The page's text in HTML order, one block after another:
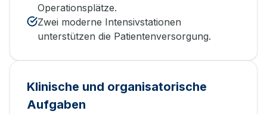
Operationsplätze.
Zwei moderne Intensivstationen
unterstützen die Patientenversorgung.
Klinische und organisatorische
Aufgaben